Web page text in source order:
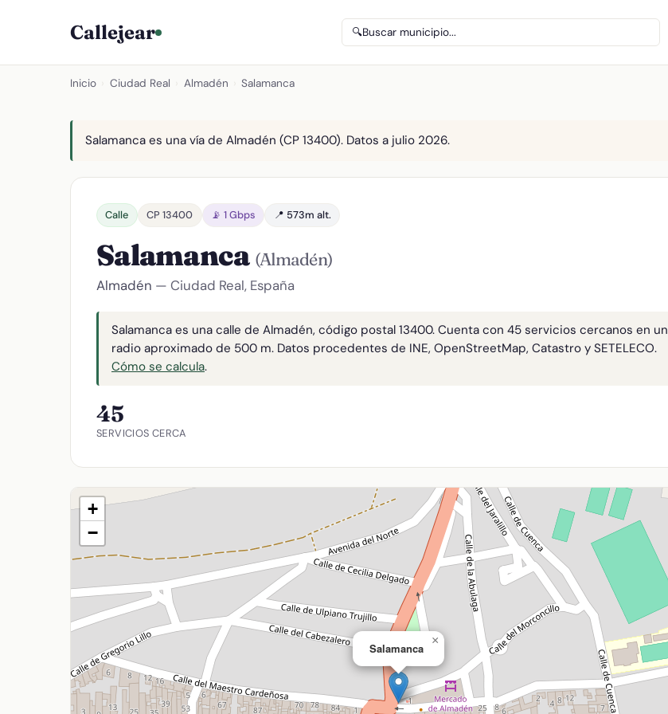
Callejear 🔍Buscar municipio...
Inicio Ciudad Real Almadén Salamanca
Salamanca es una vía de Almadén (CP 13400). Datos a julio 2026.
Calle CP 13400 📡 1 Gbps 📍 573m alt.
Salamanca (Almadén)
Almadén — Ciudad Real, España
Salamanca es una calle de Almadén, código postal 13400. Cuenta con 45 servicios cercanos en un
radio aproximado de 500 m. Datos procedentes de INE, OpenStreetMap, Catastro y SETELECO.
Cómo se calcula.
45
SERVICIOS CERCA
Salamanca
×
+
−